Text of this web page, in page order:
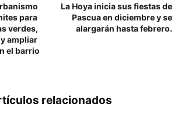
para
verdes,
ampliar
el barrio
La Hoya inicia sus fiestas de
Pascua en diciembre y se
alargarán hasta febrero.
relacionados